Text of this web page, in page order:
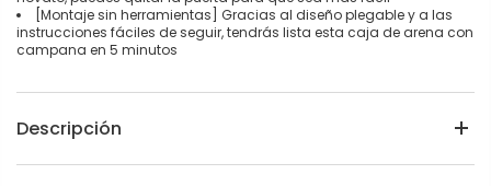
[Montaje sin herramientas] Gracias al diseño plegable y a las
instrucciones fáciles de seguir, tendrás lista esta caja de arena con
campana en 5 minutos
Descripción